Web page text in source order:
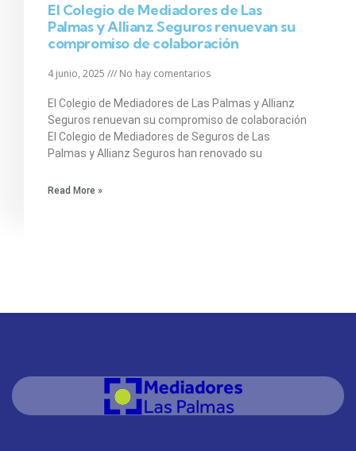
El Colegio de Mediadores de Las
Palmas y Allianz Seguros renuevan su
compromiso de colaboración
4 junio, 2025 No hay comentarios
El Colegio de Mediadores de Las Palmas y Allianz
Seguros renuevan su compromiso de colaboración
El Colegio de Mediadores de Seguros de Las
Palmas y Allianz Seguros han renovado su
Read More »